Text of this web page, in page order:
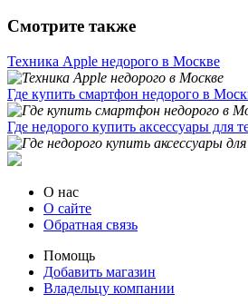
Смотрите также
Техника Apple недорого в Москве
Где купить смартфон недорого в
Где недорого купить аксессуары для
О нас
О сайте
Обратная связь
Помощь
Добавить магазин
Владельцу компании